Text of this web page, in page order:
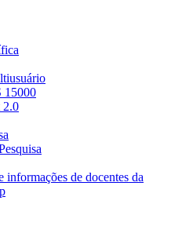
15000
2.0
informações de docentes da